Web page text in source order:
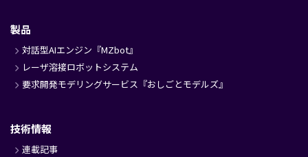
製品
対話型AIエンジン『MZbot』
レーザ溶接ロボットシステム
要求開発モデリングサービス『おしごとモデルズ』
技術情報
連載記事